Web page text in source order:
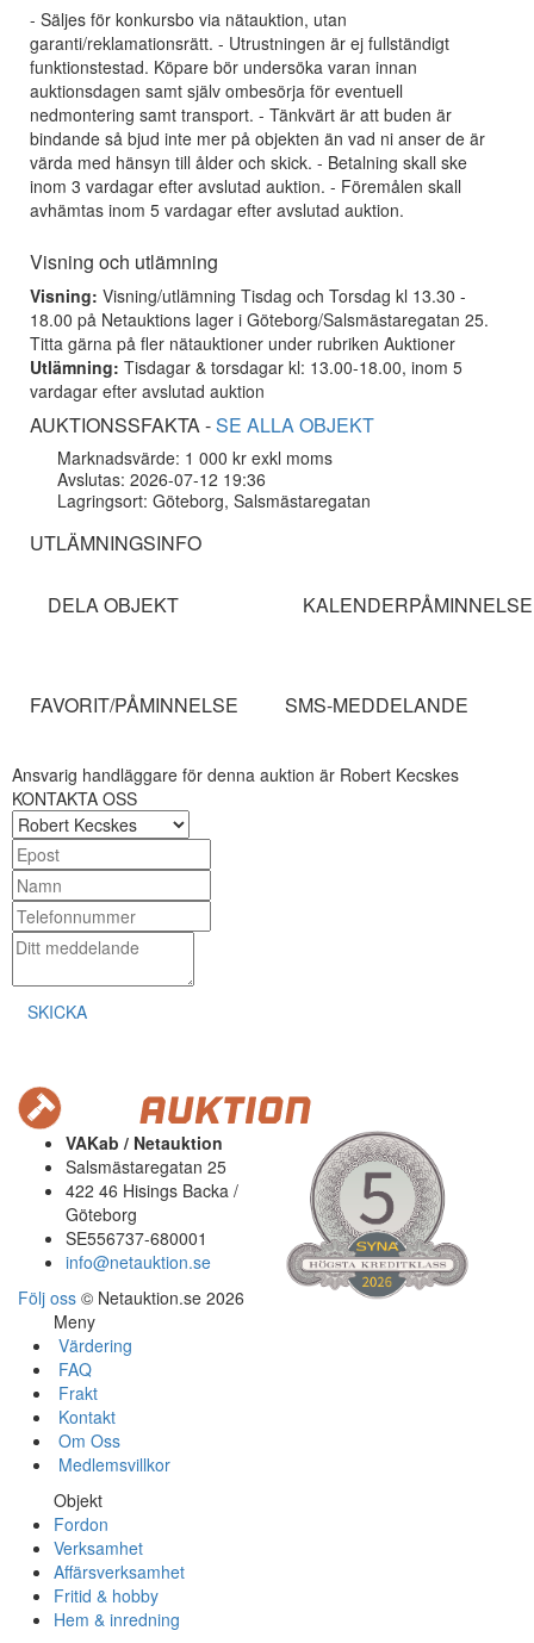
- Säljes för konkursbo via nätauktion, utan
garanti/reklamationsrätt. - Utrustningen är ej fullständigt
funktionstestad. Köpare bör undersöka varan innan
auktionsdagen samt själv ombesörja för eventuell
nedmontering samt transport. - Tänkvärt är att buden är
bindande så bjud inte mer på objekten än vad ni anser de är
värda med hänsyn till ålder och skick. - Betalning skall ske
inom 3 vardagar efter avslutad auktion. - Föremålen skall
avhämtas inom 5 vardagar efter avslutad auktion.
Visning och utlämning
Visning: Visning/utlämning Tisdag och Torsdag kl 13.30 -
18.00 på Netauktions lager i Göteborg/Salsmästaregatan 25.
Titta gärna på fler nätauktioner under rubriken Auktioner
Utlämning: Tisdagar & torsdagar kl: 13.00-18.00, inom 5
vardagar efter avslutad auktion
AUKTIONSSFAKTA -SE ALLA OBJEKT
Marknadsvärde: 1 000 kr exkl moms
Avslutas: 2026-07-12 19:36
Lagringsort: Göteborg, Salsmästaregatan
UTLÄMNINGSINFO
DELA OBJEKT KALENDERPÅMINNELSE
FAVORIT/PÅMINNELSE SMS-MEDDELANDE
Ansvarig handläggare för denna auktion är Robert Kecskes
KONTAKTA OSS
SKICKA
VAKab / Netauktion
Salsmästaregatan 25
422 46 Hisings Backa /
Göteborg
SE556737-680001
info@netauktion.se
Följ oss © Netauktion.se 2026
Meny
Värdering
FAQ
Frakt
Kontakt
Om Oss
Medlemsvillkor
Objekt
Fordon
Verksamhet
Affärsverksamhet
Fritid & hobby
Hem & inredning